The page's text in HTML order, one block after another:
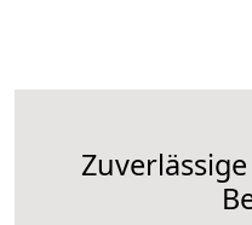
Zuverlässige